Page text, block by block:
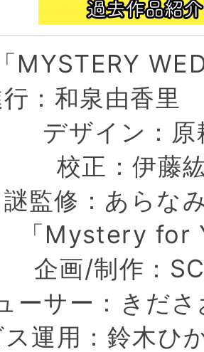
「MYSTERY
行：和泉由香里
デザイン：原
校正：伊藤
謎監修：あらな
「Mystery for
企画/制作：
ーサー：きだ
ス運用：鈴木